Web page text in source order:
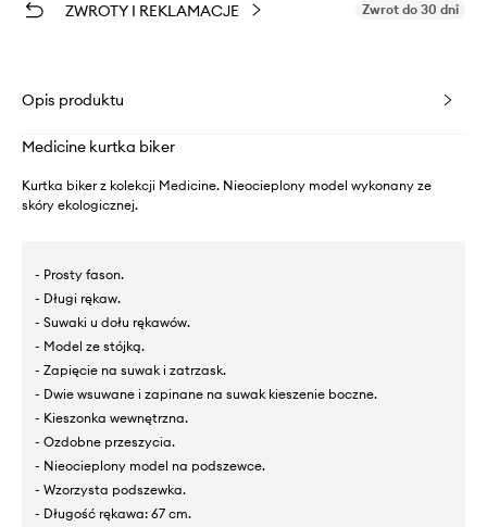
ZWROTY I REKLAMACJE Zwrot do 30 dni
Opis produktu
Medicine kurtka biker
Kurtka biker z kolekcji Medicine. Nieocieplony model wykonany ze
skóry ekologicznej.
- Prosty fason.
- Długi rękaw.
- Suwaki u dołu rękawów.
- Model ze stójką.
- Zapięcie na suwak i zatrzask.
- Dwie wsuwane i zapinane na suwak kieszenie boczne.
- Kieszonka wewnętrzna.
- Ozdobne przeszycia.
- Nieocieplony model na podszewce.
- Wzorzysta podszewka.
- Długość rękawa: 67 cm.